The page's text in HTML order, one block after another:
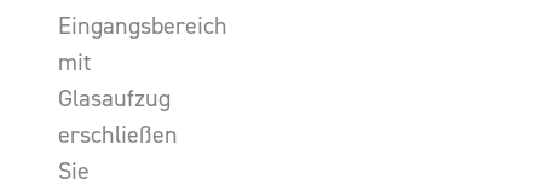
Eingangsbereich
mit
Glasaufzug
erschließen
Sie